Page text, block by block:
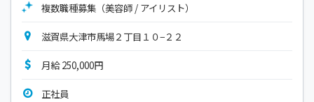
複数職種募集（美容師 / アイリスト）
滋賀県大津市馬場２丁目１０−２２
月給 250,000円
正社員